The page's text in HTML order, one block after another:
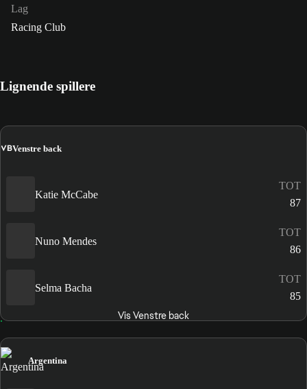
Lag
Racing Club
Lignende spillere
VBVenstre back
Katie McCabe
TOT
87
Nuno Mendes
TOT
86
Selma Bacha
TOT
85
Vis Venstre back
Argentina